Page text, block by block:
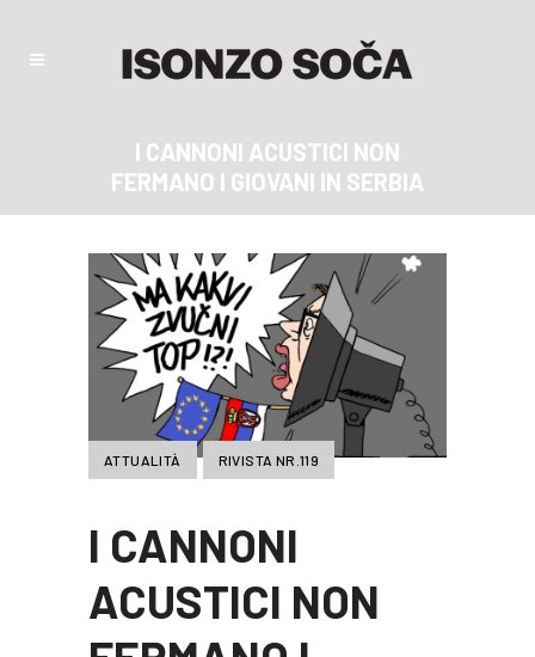
I CANNONI ACUSTICI NON
FERMANO I GIOVANI IN SERBIA
ATTUALITÀ RIVISTA NR.119
I CANNONI
ACUSTICI NON